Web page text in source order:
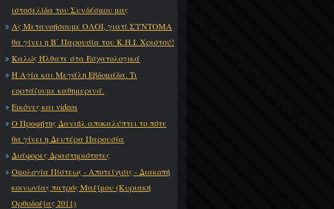
ιστοσελίδα του Συνδέσμου μας
Ας Μετανοήσουμε ΟΛΟΙ, γιατί ΣΥΝΤΟΜΑ
θα γίνει η Β΄ Παρουσία του Κ.Η.Ι. Χριστού!
Καλώς Ήλθατε στα Εσχατολογικά
Η Αγία και Μεγάλη Εβδομάδα. Τι
εορτάζουμε καθημερινά.
Εικόνες και videos
Ο Προφήτης Δανιήλ αποκαλύπτει το πότε
θα γίνει η Δευτέρα Παρουσία
Διάφορες Δραστηριότητες
Ομολογία Πίστεως - Αποτείχισις - Διακοπή
κοινωνίας πατρός Μαξίμου (Κυριακή
Ορθοδοξίας 2011)